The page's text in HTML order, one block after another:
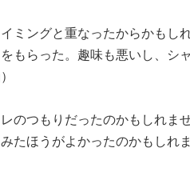
イミングと重なったからかも
もらった。趣味も悪いし、シ
のつもりだったのかもしれま
たほうがよかったのかもしれま